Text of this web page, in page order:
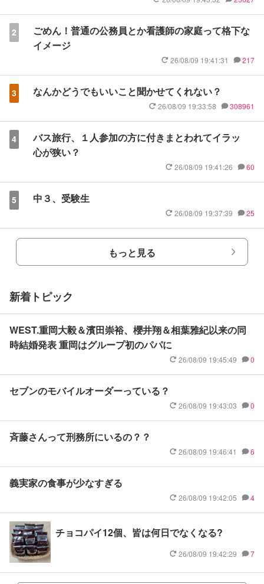
2
ごめん！普通の公務員とか看護師の家庭って格下な
イメージ
26/08/09 19:41:31 217
3 なんかどうでもいいこと聞かせてくれない？
26/08/09 19:33:58 308961
4
バス旅行、１人参加の方に付きまとわれてイラッ
心が狭い？
26/08/09 19:41:26 60
5 中３、受験生
26/08/09 19:37:39 25
もっと見る
新着トピック
WEST.重岡大毅＆濱田崇裕、櫻井翔＆相葉雅紀以来の同
時結婚発表 重岡はグループ初のパパに
26/08/09 19:45:49 0
セブンのモバイルオーダーっている？
26/08/09 19:43:03 0
斉藤さんって刑務所にいるの？？
26/08/09 19:46:41 6
義実家の食事が少なすぎる
26/08/09 19:42:05 4
チョコパイ12個、皆は何日でなくなる?
26/08/09 19:42:29 7